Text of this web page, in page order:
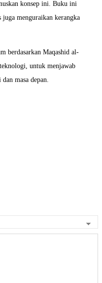
konsep ini. Buku ini
menguraikan kerangka
berdasarkan Maqashid al-
untuk menjawab
masa depan.